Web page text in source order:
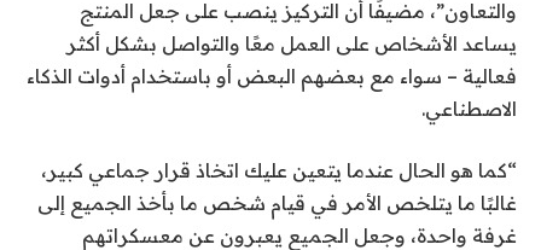
والتعاون”، مضيفًا أن التركيز ينصب على جعل المنتج
يساعد الأشخاص على العمل معًا والتواصل بشكل أكثر
فعالية – سواء مع بعضهم البعض أو باستخدام أدوات الذكاء
الاصطناعي.
“كما هو الحال عندما يتعين عليك اتخاذ قرار جماعي كبير،
غالبًا ما يتلخص الأمر في قيام شخص ما بأخذ الجميع إلى
غرفة واحدة، وجعل الجميع يعبرون عن معسكراتهم